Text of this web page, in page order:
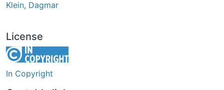
Klein, Dagmar
License
In Copyright